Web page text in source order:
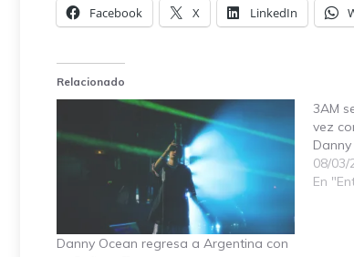
Facebook X LinkedIn
Relacionado
Danny Ocean regresa a Argentina con
3AM
vez
08/03/
En